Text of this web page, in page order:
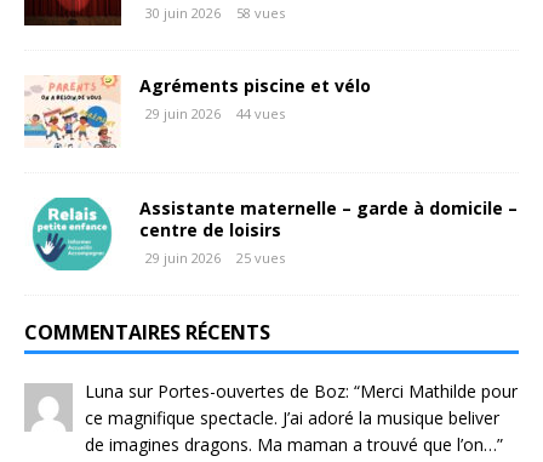
30 juin 2026 58 vues
Agréments piscine et vélo
29 juin 2026 44 vues
Assistante maternelle – garde à domicile –
centre de loisirs
29 juin 2026 25 vues
COMMENTAIRES RÉCENTS
Luna sur Portes-ouvertes de Boz: “Merci Mathilde pour
ce magnifique spectacle. J’ai adoré la musique beliver
de imagines dragons. Ma maman a trouvé que l’on…”